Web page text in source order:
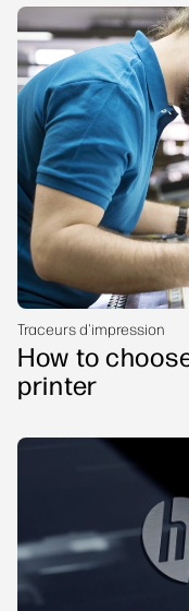
Traceurs d'impression
How to
printer